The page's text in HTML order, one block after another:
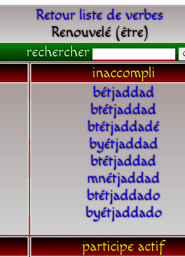
Retour liste de verbes
Renouvelé (être)
rechercher
inaccompli
bétjaddad
btétjaddad
btétjaddadé
byétjaddad
btétjaddad
mnétjaddad
btétjaddado
byétjaddado
participe actif